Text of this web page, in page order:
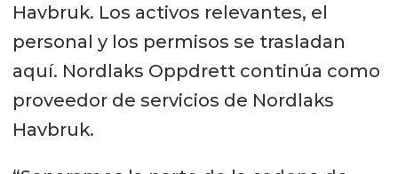
Havbruk. Los activos relevantes, el
personal y los permisos se trasladan
aquí. Nordlaks Oppdrett continúa como
proveedor de servicios de Nordlaks
Havbruk.